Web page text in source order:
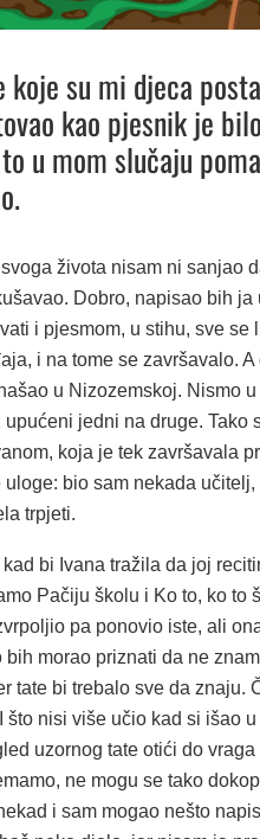
koje su mi djeca
kao pjesnik je
u mom slučaju
života nisam ni sanjao
Dobro, napisao bih ja
i pjesmom, u stihu, sve se
i na tome se završavalo.
u Nizozemskoj. Nismo
jedni na druge. Tako
koja je tek završavala
uloge: bio sam nekada
trpjeti.
bi Ivana tražila da joj
Pačiju školu i Ko to, ko to
pa ponovio iste, ali
morao priznati da ne
tate bi trebalo sve da znaju.
što nisi više učio kad si išao
uzornog tate otići do
ne mogu se tako
i sam mogao nešto